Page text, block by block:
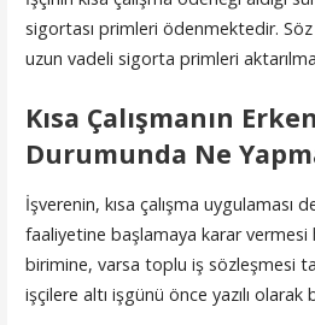
sigortası primleri ödenmektedir.
uzun vadeli sigorta primleri
Kısa Çalışmanın
Durumunda Ne
İşverenin, kısa çalışma uygulaması
faaliyetine başlamaya karar
birimine, varsa toplu iş sözleşmesi
işçilere altı işgünü önce yazılı